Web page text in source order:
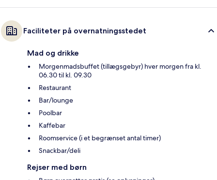
Faciliteter på overnatningsstedet
Mad og drikke
Morgenmadsbuffet (tillægsgebyr) hver morgen fra kl.
06.30 til kl. 09.30
Restaurant
Bar/lounge
Poolbar
Kaffebar
Roomservice (i et begrænset antal timer)
Snackbar/deli
Rejser med børn